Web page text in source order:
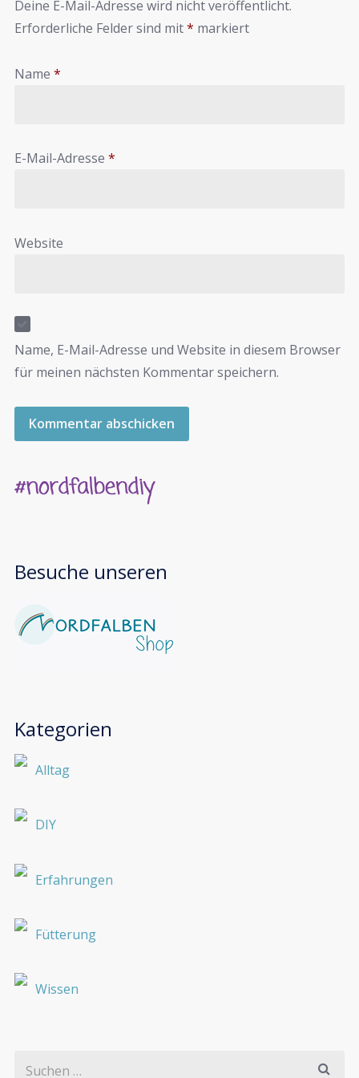
Deine E-Mail-Adresse wird nicht veröffentlicht.
Erforderliche Felder sind mit* markiert
Name *
E-Mail-Adresse *
Website
Name, E-Mail-Adresse und Website in diesem Browser
für meinen nächsten Kommentar speichern.
Besuche unseren
Kategorien
Alltag
DIY
Erfahrungen
Fütterung
Wissen